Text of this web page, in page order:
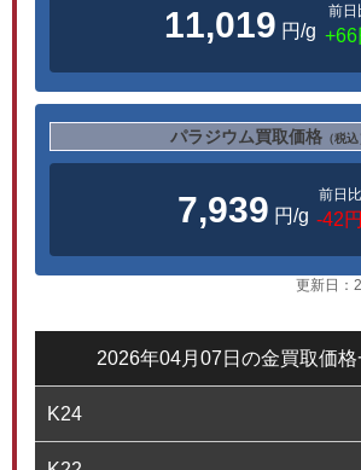
11,019 円/g
前日
+66
パラジウム買取価格 （税込
7,939 円/g
前日比
-42円
更新日：
2026年04月07日の金買取価格
K24